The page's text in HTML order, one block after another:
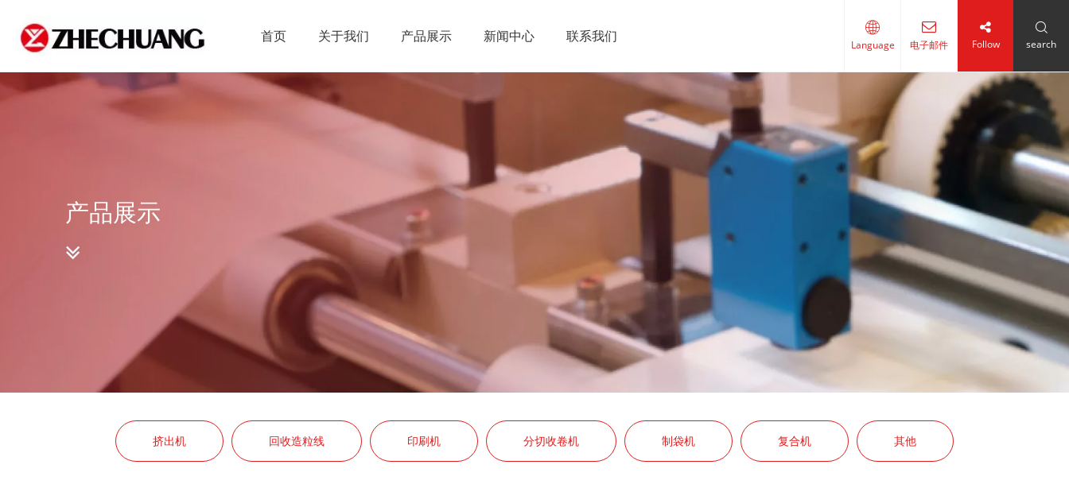
首页 关于我们 产品展示 新闻中心 联系我们
Language 电子邮件 Follow search
产品展示

挤出机 回收造粒线 印刷机 分切收卷机 制袋机 复合机 其他